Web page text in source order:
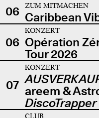
06
ZUM MITMACHEN
Caribbean
06
KONZERT
Opération
Tour 2026
07
KONZERT
areem &
DiscoTrapper
CLUB